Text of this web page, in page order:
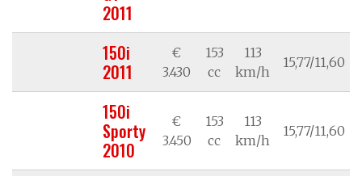
2011
150i
2011
€
3.430
153
cc
113
km/h
15,77/11,60
150i
Sporty
2010
€
3.450
153
cc
113
km/h
15,77/11,60